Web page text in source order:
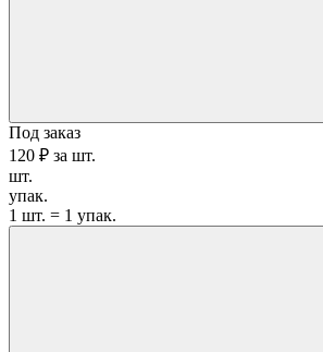
Под заказ
120 ₽ за шт.
шт.
упак.
1 шт. = 1 упак.